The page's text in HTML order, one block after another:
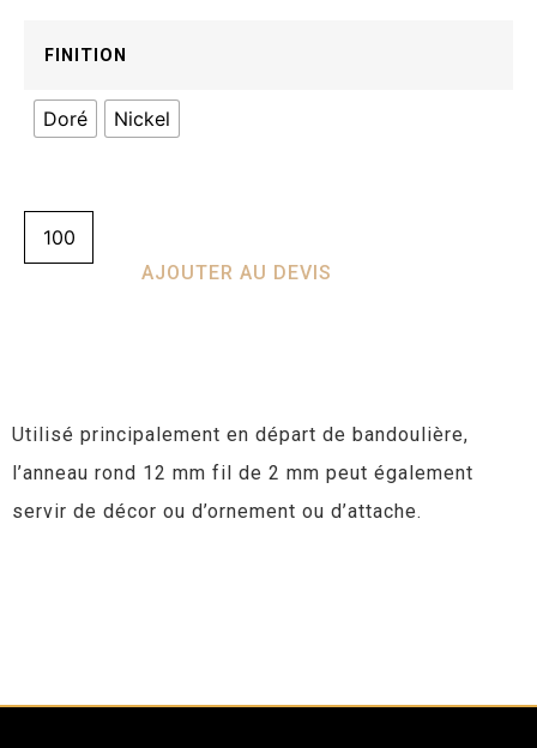
FINITION
Doré Nickel
AJOUTER AU DEVIS
Utilisé principalement en départ de bandoulière,
l’anneau rond 12 mm fil de 2 mm peut également
servir de décor ou d’ornement ou d’attache.